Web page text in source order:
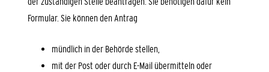
Formular. Sie können den Antrag
mündlich in der Behörde stellen,
mit der Post oder durch E-Mail übermitteln oder